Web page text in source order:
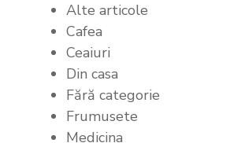
Alte articole
Cafea
Ceaiuri
Din casa
Fără categorie
Frumusete
Medicina